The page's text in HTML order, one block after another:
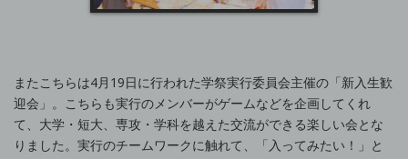
またこちらは4月19日に行われた学祭実行委員会主催の「新入生歓
迎会」。こちらも実行のメンバーがゲームなどを企画してくれ
て、大学・短大、専攻・学科を越えた交流ができる楽しい会とな
りました。実行のチームワークに触れて、「入ってみたい！」と